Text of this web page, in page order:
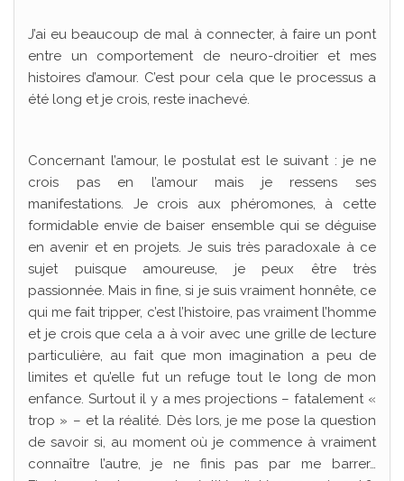
J’ai eu beaucoup de mal à connecter, à faire un pont
entre un comportement de neuro-droitier et mes
histoires d’amour. C’est pour cela que le processus a
été long et je crois, reste inachevé.
Concernant l’amour, le postulat est le suivant : je ne
crois pas en l’amour mais je ressens ses
manifestations. Je crois aux phéromones, à cette
formidable envie de baiser ensemble qui se déguise
en avenir et en projets. Je suis très paradoxale à ce
sujet puisque amoureuse, je peux être très
passionnée. Mais in fine, si je suis vraiment honnête, ce
qui me fait tripper, c’est l’histoire, pas vraiment l’homme
et je crois que cela a à voir avec une grille de lecture
particulière, au fait que mon imagination a peu de
limites et qu’elle fut un refuge tout le long de mon
enfance. Surtout il y a mes projections – fatalement «
trop » – et la réalité. Dès lors, je me pose la question
de savoir si, au moment où je commence à vraiment
connaître l’autre, je ne finis pas par me barrer…